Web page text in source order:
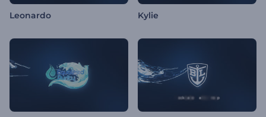
Leonardo Kylie